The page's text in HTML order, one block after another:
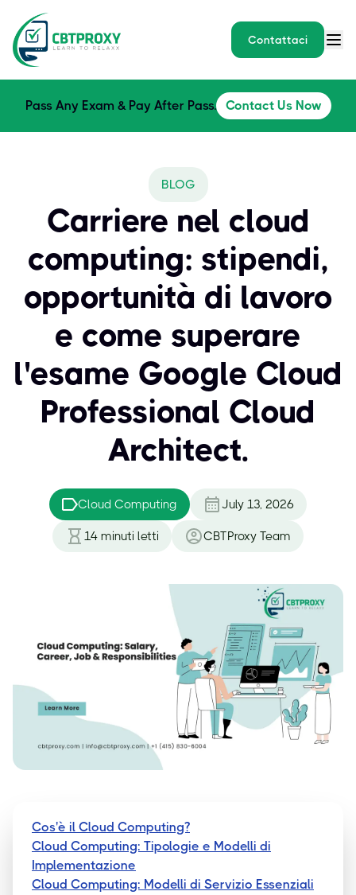
Contattaci
Pass Any Exam & Pay After Pass. Contact Us Now
BLOG
Carriere nel cloud
computing: stipendi,
opportunità di lavoro
e come superare
l'esame Google Cloud
Professional Cloud
Architect.
Cloud Computing July 13, 2026
14 minuti letti CBTProxy Team
Cos'è il Cloud Computing?
Cloud Computing: Tipologie e Modelli di
Implementazione
Cloud Computing: Modelli di Servizio Essenziali